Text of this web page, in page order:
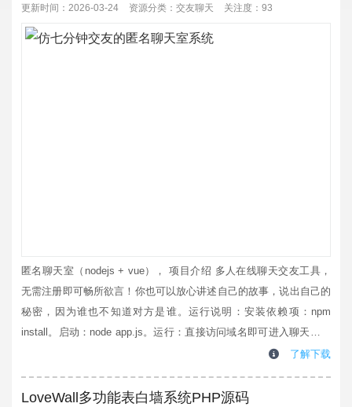
更新时间：2026-03-24 资源分类： 交友聊天 关注度：93
匿名聊天室（nodejs + vue）， 项目介绍 多人在线聊天交友工具，
无需注册即可畅所欲言！你也可以放心讲述自己的故事，说出自己的
秘密，因为谁也不知道对方是谁。运行说明：安装依赖项：npm
install。启动：node app.js。运行：直接访问域名即可进入聊天室。
为什么很多人喜欢匿名聊天，主要是为了摆脱现实身份的束缚，获得
签或人际关系的牵绊，能更真实地表达自我，倾诉平时不愿言说的情
了解下载
LoveWall多功能表白墙系统PHP源码